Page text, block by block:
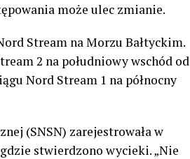
może ulec zmianie.
Stream na Morzu Bałtyckim.
2 na południowy wschód od
Nord Stream 1 na północny
(SNSN) zarejestrowała w
stwierdzono wycieki. „Nie